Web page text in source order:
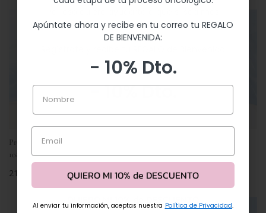
Prótesis mamaria Active asimétrica
1084L/R
Precio
regular
210,00 €
1151X ultraligera
Precio
regular
198,00 €
sencillo.
ahora.
- 10% Dto.
Nombre
Email
QUIERO MI 10% de DESCUENTO
Apúntate ahora y recibe en tu correo tu REGALO
DE BIENVENIDA:
- 10% Dto.
Nombre
Email
QUIERO MI 10% de DESCUENTO
Al enviar tu información, aceptas nuestra Política de Privacidad.